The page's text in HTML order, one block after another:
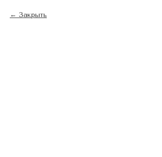
Закрыть